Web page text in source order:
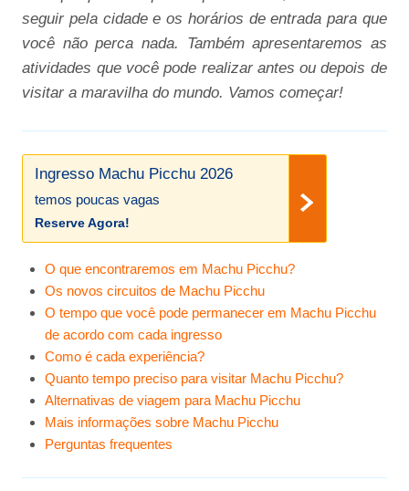
seguir pela cidade e os horários de entrada para que
você não perca nada. Também apresentaremos as
atividades que você pode realizar antes ou depois de
visitar a maravilha do mundo. Vamos começar!
Ingresso Machu Picchu 2026
temos poucas vagas
Reserve Agora!
O que encontraremos em Machu Picchu?
Os novos circuitos de Machu Picchu
O tempo que você pode permanecer em Machu Picchu
de acordo com cada ingresso
Como é cada experiência?
Quanto tempo preciso para visitar Machu Picchu?
Alternativas de viagem para Machu Picchu
Mais informações sobre Machu Picchu
Perguntas frequentes